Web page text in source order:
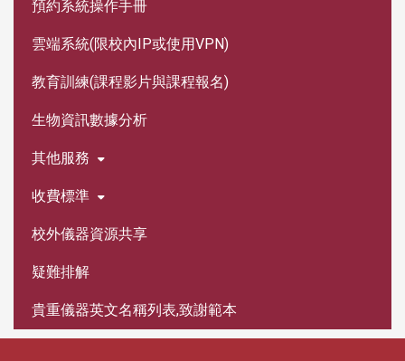
預約系統操作手冊
雲端系統(限校內IP或使用VPN)
教育訓練(課程影片與課程報名)
生物資訊數據分析
其他服務
收費標準
校外儀器資源共享
疑難排解
貴重儀器英文名稱列表,致謝範本